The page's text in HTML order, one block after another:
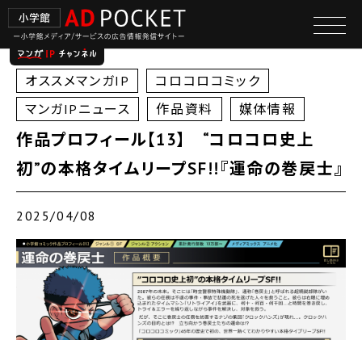
オススメマンガIP
コロコロコミック
マンガIPニュース
作品資料 媒体情報
作品プロフィール【13】 “コロコロ史上
初”の本格タイムリープSF!!『運命の巻戻士』
2025/04/08